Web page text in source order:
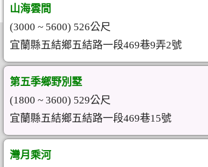
山海雲間
(3000 ~ 5600) 526公尺
宜蘭縣五結鄉五結路一段469巷9弄2號
第五季鄉野別墅
(1800 ~ 3600) 529公尺
宜蘭縣五結鄉五結路一段469巷15號
灣月乘河